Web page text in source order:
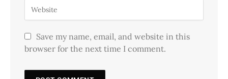
Save my name, email, and website in this
browser for the next time I comment.